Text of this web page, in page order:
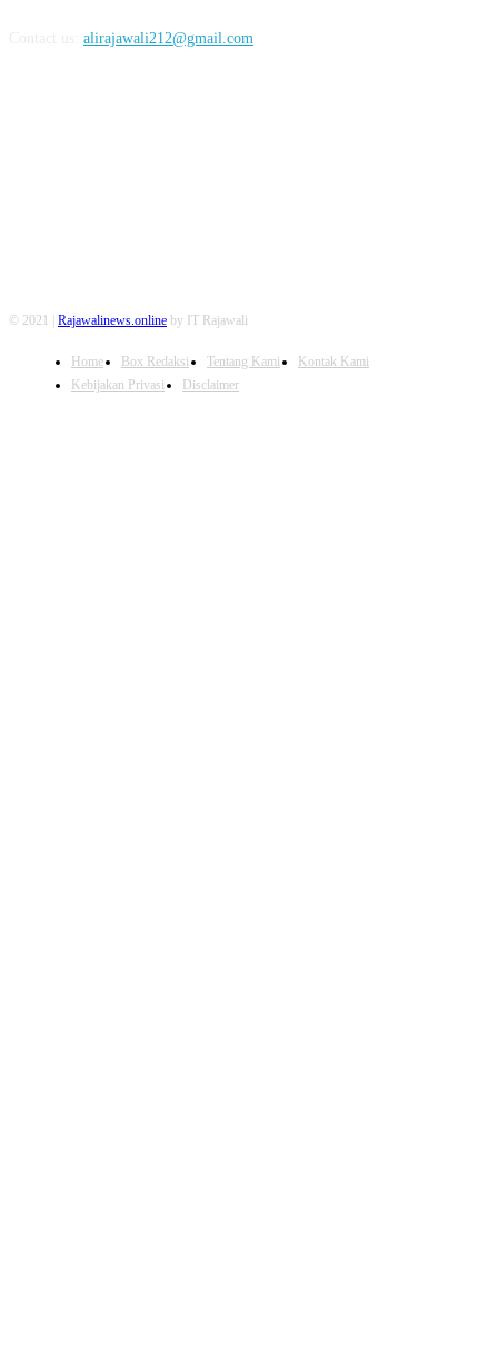
alirajawali212@gmail.com
© 2021 | Rajawalinews.online by IT Rajawali
Home Box Redaksi Tentang Kami
Kontak Kami
Kebijakan Privasi
Disclaimer